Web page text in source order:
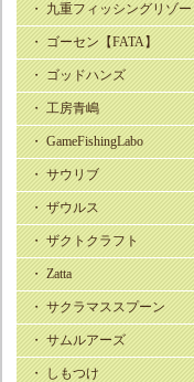
・ 九重フィッシングリゾ
・ ゴーセン【FATA】
・ ゴッドハンズ
・ 工房青嶋
・ GameFishingLabo
・ サウリブ
・ ザウルス
・ ザクトクラフト
・ Zatta
・ サクラマススプーン
・ サムルアーズ
・ しもつけ